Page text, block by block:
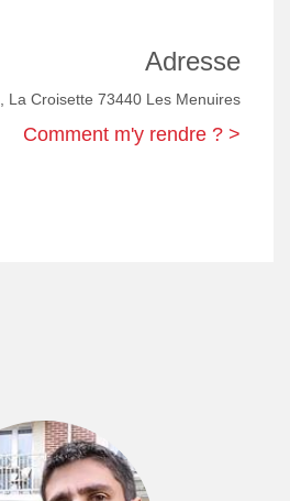
Adresse
, La Croisette 73440 Les Menuires
Comment m'y rendre ? >